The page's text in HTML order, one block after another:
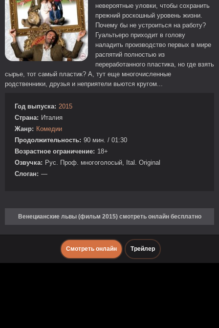
невероятные уловки, чтобы сохранить
прежний роскошный уровень жизни.
Почему бы не устроиться на работу?
Гуальтьеро приходит в голову
наладить производство первых в мире
распятий полностью из
переработанного пластика, но где взять
сырье, тот самый пластик? А, тут еще многочисленные
родственники, друзья и неприятели вьются кругом...
Год выпуска: 2015
Страна: Италия
Жанр: Комедии
Продолжительность: 90 мин. / 01:30
Возрастное ограничение: 18+
Озвучка: Рус. Проф. многоголосый, Ital. Original
Слоган: —
Венецианские львы (фильм 2015) смотреть онлайн бесплатно
Смотреть онлайн Трейлер